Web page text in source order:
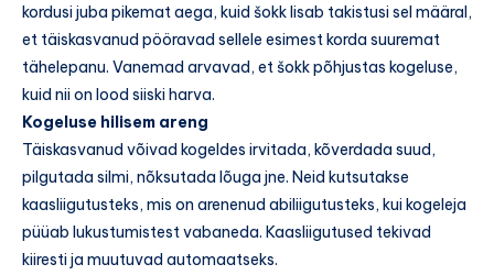
kordusi juba pikemat aega, kuid šokk lisab takistusi sel määral,
et täiskasvanud pööravad sellele esimest korda suuremat
tähelepanu. Vanemad arvavad, et šokk põhjustas kogeluse,
kuid nii on lood siiski harva.
Kogeluse hilisem areng
Täiskasvanud võivad kogeldes irvitada, kõverdada suud,
pilgutada silmi, nõksutada lõuga jne. Neid kutsutakse
kaasliigutusteks, mis on arenenud abiliigutusteks, kui kogeleja
püüab lukustumistest vabaneda. Kaasliigutused tekivad
kiiresti ja muutuvad automaatseks.